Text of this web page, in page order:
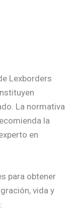
Lexborders
La normativa
la
en
para obtener
vida y